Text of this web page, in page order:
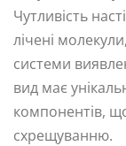
Чутливість
лічені
системи
вид має
компонентів,
схрещуванню.